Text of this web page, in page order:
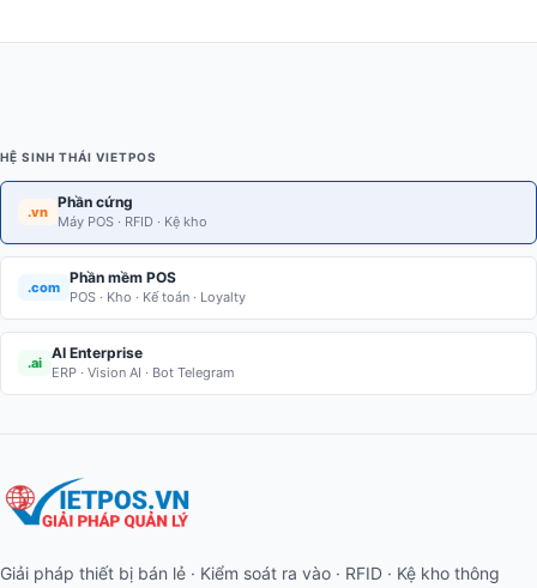
HỆ SINH THÁI VIETPOS
.vn
Phần cứng
Máy POS · RFID · Kệ kho
.com
Phần mềm POS
POS · Kho · Kế toán · Loyalty
.ai
AI Enterprise
ERP · Vision AI · Bot Telegram
Giải pháp thiết bị bán lẻ · Kiểm soát ra vào · RFID · Kệ kho thông